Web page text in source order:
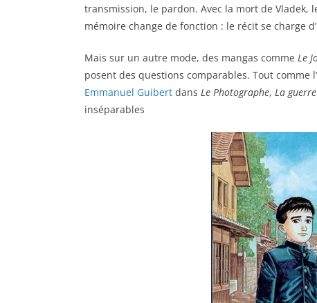
transmission, le pardon. Avec la mort de
mémoire change de fonction : le récit se charge
Mais sur un autre mode, des mangas comme Le
posent des questions comparables. Tout
Emmanuel Guibert dans Le Photographe, La
inséparables